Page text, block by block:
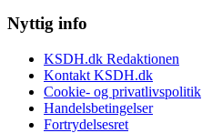
Nyttig info
KSDH.dk Redaktionen
Kontakt KSDH.dk
Cookie- og privatlivspolitik
Handelsbetingelser
Fortrydelsesret